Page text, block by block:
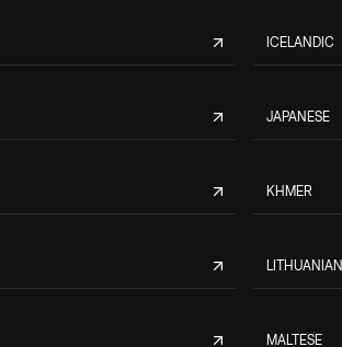
ICELANDIC
JAPANESE
KHMER
LITHUANIAN
MALTESE